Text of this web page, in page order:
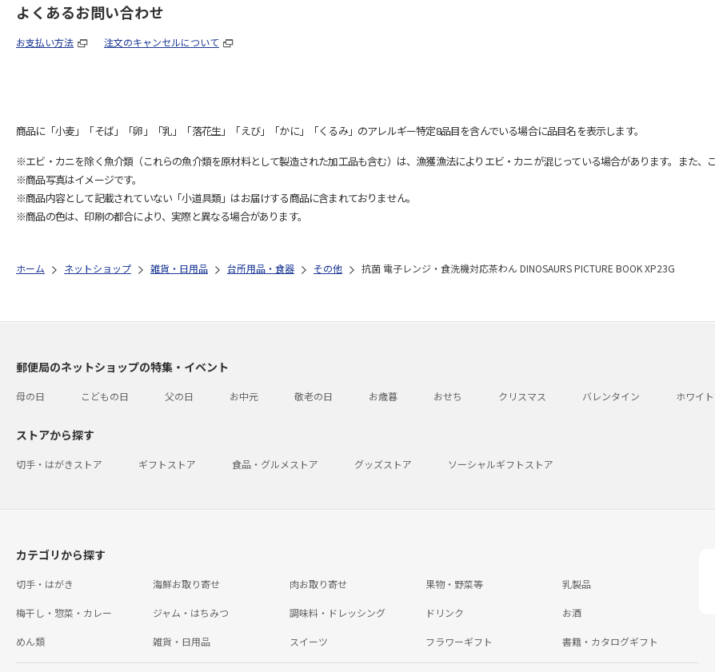
よくあるお問い合わせ
お支払い方法 注文のキャンセルについて
商品に「小麦」「そば」「卵」「乳」「落花生」「えび」「かに」「くるみ」のアレルギー特定8品目を含んでいる場合に品目名を表示します。
※エビ・カニを除く魚介類（これらの魚介類を原材料として製造された加工品も含む）は、漁獲漁法によりエビ・カニが混じっている場合があります。また、
※商品写真はイメージです。
※商品内容として記載されていない「小道具類」はお届けする商品に含まれておりません。
※商品の色は、印刷の都合により、実際と異なる場合があります。
ホーム ネットショップ 雑貨・日用品 台所用品・食器 その他 抗菌 電子レンジ・食洗機対応茶わん DINOSAURS PICTURE BOOK XP23G
郵便局のネットショップの特集・イベント
母の日 こどもの日 父の日 お中元 敬老の日 お歳暮 おせち クリスマス バレンタイン ホワイ
ストアから探す
切手・はがきストア ギフトストア 食品・グルメストア グッズストア ソーシャルギフトストア
カテゴリから探す
切手・はがき 海鮮お取り寄せ 肉お取り寄せ 果物・野菜等 乳製品
梅干し・惣菜・カレー ジャム・はちみつ 調味料・ドレッシング ドリンク お酒
めん類 雑貨・日用品 スイーツ フラワーギフト 書籍・カタログギフト